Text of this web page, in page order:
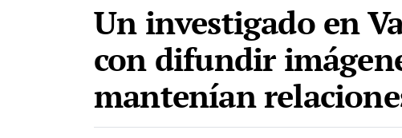
Un investigado en
con difundir
mantenían